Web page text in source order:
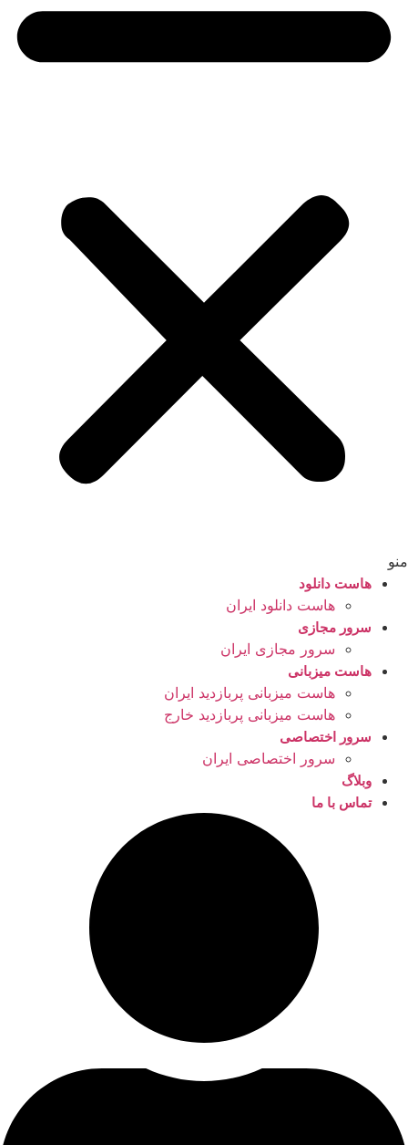
منو
هاست دانلود
هاست دانلود ایران
سرور مجازی
سرور مجازی ایران
هاست میزبانی
هاست میزبانی پربازدید ایران
هاست میزبانی پربازدید خارج
سرور اختصاصی
سرور اختصاصی ایران
وبلاگ
تماس با ما